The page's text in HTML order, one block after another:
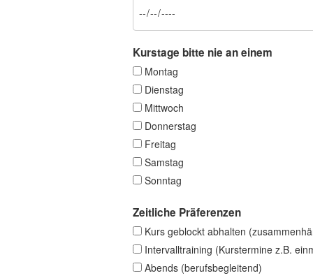
Kurstage bitte nie an einem
Montag
Dienstag
Mittwoch
Donnerstag
Freitag
Samstag
Sonntag
Zeitliche Präferenzen
Kurs geblockt abhalten
Intervalltraining (Kurstermine z.B.
Abends (berufsbegleitend)